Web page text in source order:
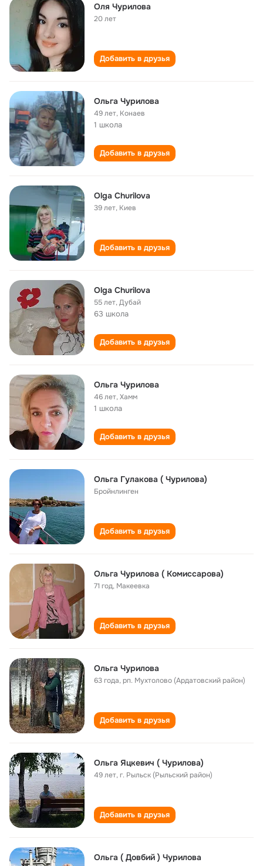
Оля Чурилова
20 лет
Добавить в друзья
Ольга Чурилова
49 лет, Конаев
1 школа
Добавить в друзья
Olga Churilova
39 лет, Киев
Добавить в друзья
Olga Churilova
55 лет,Дубай
63 школа
Добавить в друзья
Ольга Чурилова
46 лет,Хамм
1 школа
Добавить в друзья
Ольга Гулакова ( Чурилова)
Бройнлинген
Добавить в друзья
Ольга Чурилова ( Комиссарова)
71 год, Макеевка
Добавить в друзья
Ольга Чурилова
63 года,рп. Мухтолово (Ардатовский район)
Добавить в друзья
Ольга Яцкевич ( Чурилова)
49 лет,г. Рыльск (Рыльский район)
Добавить в друзья
Ольга ( Довбий ) Чурилова